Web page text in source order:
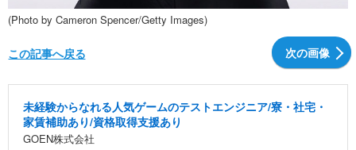
(Photo by Cameron Spencer/Getty Images)
次の画像
この記事へ戻る
未経験からなれる人気ゲームのテストエンジニア/寮・社宅・
家賃補助あり/資格取得支援あり
GOEN株式会社